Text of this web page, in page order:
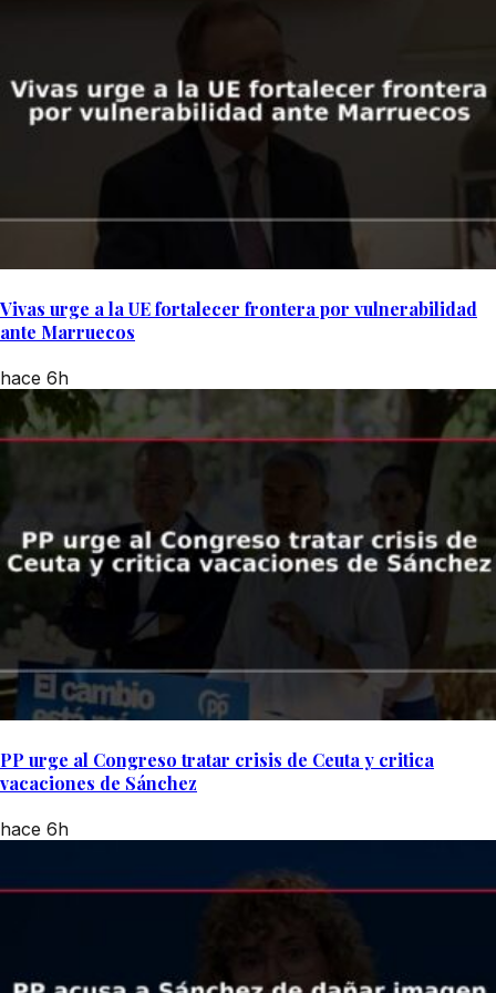
Vivas urge a la UE fortalecer frontera por vulnerabilidad
ante Marruecos
hace 6h
PP urge al Congreso tratar crisis de Ceuta y critica
vacaciones de Sánchez
hace 6h